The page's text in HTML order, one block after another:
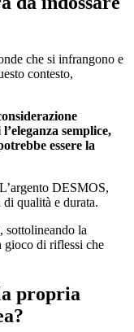
che si infrangono e
contesto,
semplice,
essere la
DESMOS,
qualità e durata.
sottolineando la
gioco di riflessi che
propria